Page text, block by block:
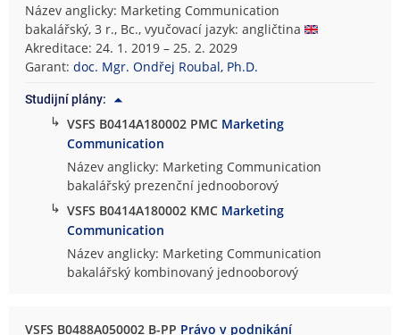
Název anglicky: Marketing Communication
bakalářský, 3 r., Bc., vyučovací jazyk: angličtina
Akreditace: 24. 1. 2019 – 25. 2. 2029
Garant:doc. Mgr. Ondřej Roubal, Ph.D.
Studijní plány:
↳ VSFS B0414A180002 PMC Marketing
Communication
Název anglicky: Marketing Communication
bakalářský prezenční jednooborový
↳ VSFS B0414A180002 KMC Marketing
Communication
Název anglicky: Marketing Communication
bakalářský kombinovaný jednooborový
VSFS B0488A050002 B-PP Právo v podnikání